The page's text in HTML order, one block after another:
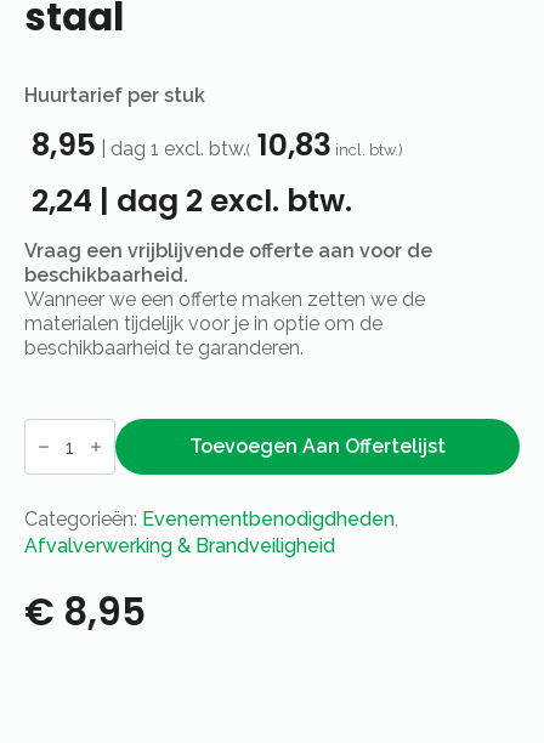
staal
Huurtarief per stuk
8,95 dag 1 excl. btw.( 10,83 incl. btw.)
2,24 | dag 2 excl. btw.
Vraag een vrijblijvende offerte aan voor de
beschikbaarheid.
Wanneer we een offerte maken zetten we de
materialen tijdelijk voor je in optie om de
beschikbaarheid te garanderen.
Afvalbak
met
vlamdovende
staal
aantal
Toevoegen Aan Offertelijst
Categorieën: Evenementbenodigdheden
Afvalverwerking & Brandveiligheid
€ 8,95